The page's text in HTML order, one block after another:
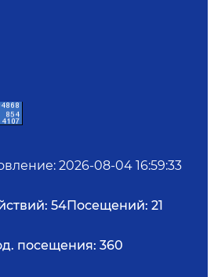
: 2026-08-04 16:59:33
54Посещений: 21
посещения: 360